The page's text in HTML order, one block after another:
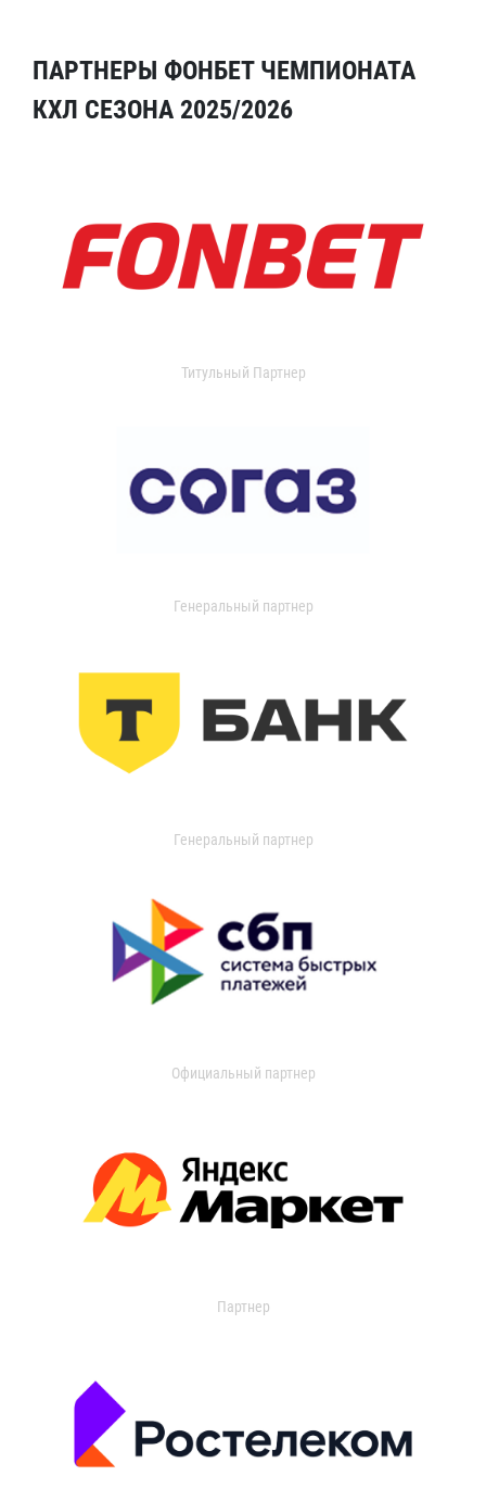
ПАРТНЕРЫ ФОНБЕТ ЧЕМПИОНАТА
КХЛ СЕЗОНА 2025/2026
Титульный Партнер
Генеральный партнер
Генеральный партнер
Официальный партнер
Партнер